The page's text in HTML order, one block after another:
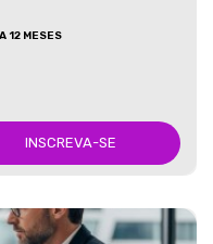
12 MESES
INSCREVA-SE